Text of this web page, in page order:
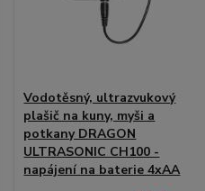
Vodotěsný, ultrazvukový
plašič na kuny, myši a
potkany DRAGON
ULTRASONIC CH100 -
napájení na baterie 4xAA